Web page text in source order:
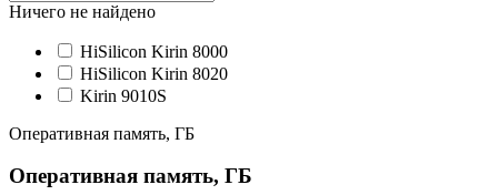
Ничего не найдено
HiSilicon Kirin 8000
HiSilicon Kirin 8020
Kirin 9010S
Оперативная память, ГБ
Оперативная память, ГБ